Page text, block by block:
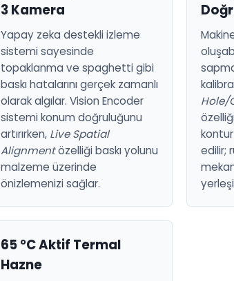
3 Kamera
Yapay zeka destekli izleme
sistemi sayesinde
topaklanma ve spaghetti gibi
baskı hatalarını gerçek zamanlı
olarak algılar. Vision Encoder
sistemi konum doğruluğunu
artırırken, Live Spatial
Alignmentözelliği baskı yolunu
malzeme üzerinde
önizlemenizi sağlar.
Hole/
edilir;
65 °C Aktif Termal
Hazne